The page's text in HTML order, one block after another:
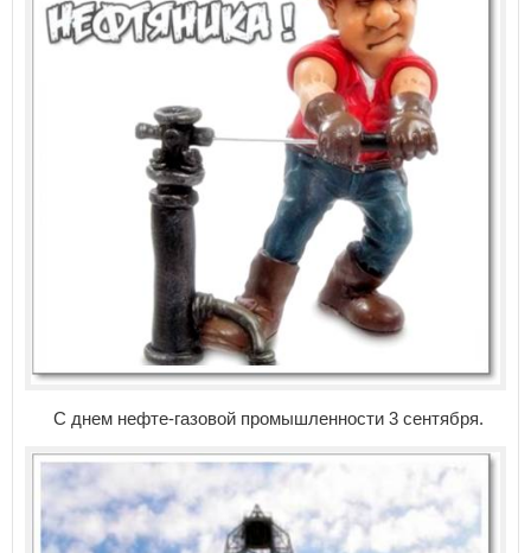
С днем нефте-газовой промышленности 3 сентября.